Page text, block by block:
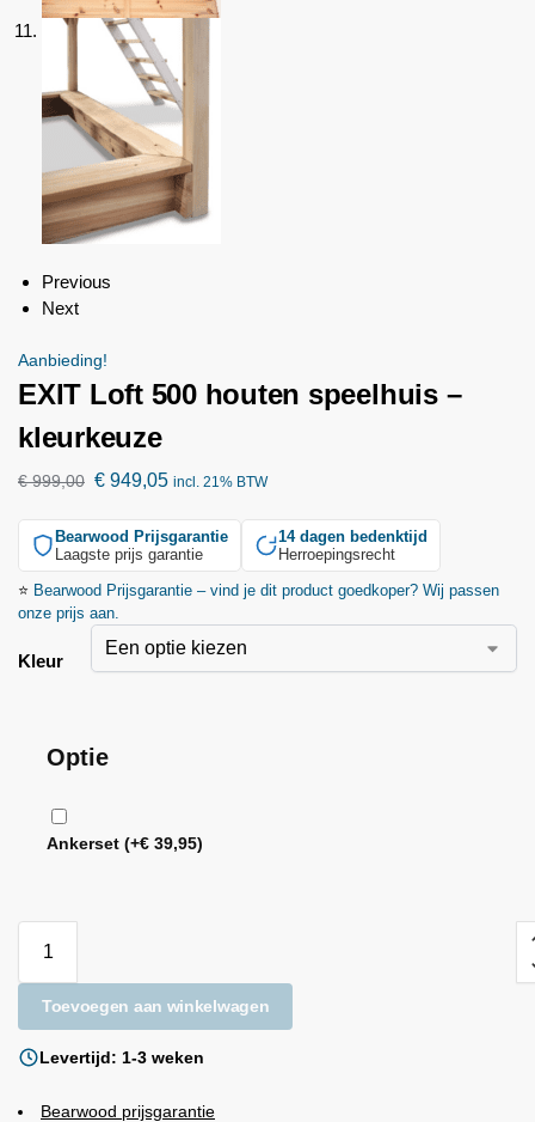
Previous
Next
Aanbieding!
EXIT Loft 500 houten speelhuis –
kleurkeuze
€999,00 € 949,05 incl. 21% BTW
Bearwood Prijsgarantie
Laagste prijs garantie
14 dagen bedenktijd
Herroepingsrecht
⭐ Bearwood Prijsgarantie – vind je dit product goedkoper? Wij passen
onze prijs aan.
Kleur
Optie
Ankerset(+€ 39,95)
Toevoegen aan winkelwagen
Levertijd: 1-3 weken
Bearwood prijsgarantie